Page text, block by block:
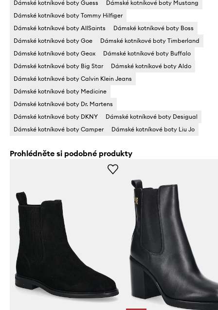
Dámské kotníkové boty Guess
Dámské kotníkové boty Mustang
Dámské kotníkové boty Tommy Hilfiger
Dámské kotníkové boty AllSaints
Dámské kotníkové boty Boss
Dámské kotníkové boty Goe
Dámské kotníkové boty Timberland
Dámské kotníkové boty Geox
Dámské kotníkové boty Buffalo
Dámské kotníkové boty Big Star
Dámské kotníkové boty Aldo
Dámské kotníkové boty Calvin Klein Jeans
Dámské kotníkové boty Medicine
Dámské kotníkové boty Dr. Martens
Dámské kotníkové boty DKNY
Dámské kotníkové boty Desigual
Dámské kotníkové boty Camper
Dámské kotníkové boty Liu Jo
Prohlédněte si podobné produkty